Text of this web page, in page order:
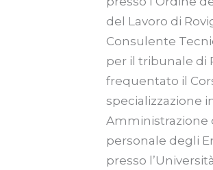
del Lavoro di
Consulente
per il tribunale di
frequentato il
specializzazione
Amministrazione
personale degli
presso